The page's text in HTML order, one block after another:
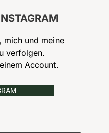
mich und meine
verfolgen.
Account.